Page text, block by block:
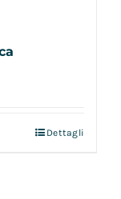
Dettagli